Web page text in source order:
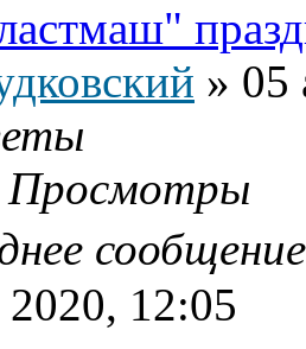
» 05
Просмотры
2020, 12:05